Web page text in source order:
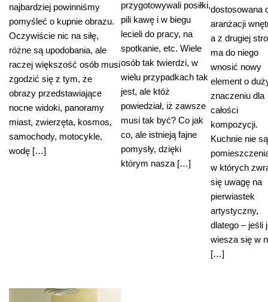
najbardziej powinniśmy
pomyśleć o kupnie obrazu.
Oczywiście nic na siłę,
różne są upodobania, ale
raczej większość osób musi
zgodzić się z tym, że
obrazy przedstawiające
nocne widoki, panoramy
miast, zwierzęta, kosmos,
samochody, motocykle,
wodę […]
przygotowywali posiłki,
pili kawę i w biegu
lecieli do pracy, na
spotkanie, etc. Wiele
osób tak twierdzi, w
wielu przypadkach tak
jest, ale któż
powiedział, iż zawsze
musi tak być? Co jak
co, ale istnieją fajne
pomysły, dzięki
którym nasza […]
dostosowana
aranżacji
a z drugiej
ma do niego
wnosić nowy
element o
znaczeniu dla
całości
kompozycji.
Kuchnie nie są
w których
się uwagę na
pierwiastek
artystyczny,
dlatego – jeśli
wiesza się w
[…]